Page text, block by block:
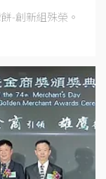
-創新組殊榮。